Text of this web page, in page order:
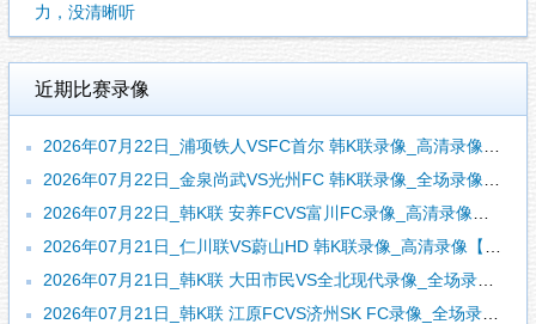
力，没清晰听
近期比赛录像
2026年07月22日_浦项铁人VSFC首尔 韩K联录像_高清录像【全场回放】
2026年07月22日_金泉尚武VS光州FC 韩K联录像_全场录像【视频集锦】
2026年07月22日_韩K联 安养FCVS富川FC录像_高清录像【全场回放】
2026年07月21日_仁川联VS蔚山HD 韩K联录像_高清录像【全场回放】
2026年07月21日_韩K联 大田市民VS全北现代录像_全场录像【高清回放】
2026年07月21日_韩K联 江原FCVS济州SK FC录像_全场录像【全场回放】